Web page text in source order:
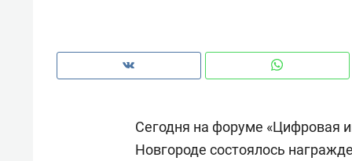
Сегодня на форуме «Цифровая
Новгороде состоялось